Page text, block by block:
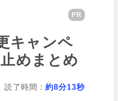
PR
キャンペ
めまとめ
読了時間 : 約8分13秒